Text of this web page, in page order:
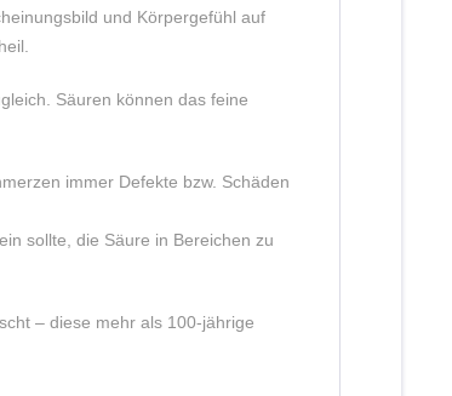
und Körpergefühl auf
Säuren können das feine
immer Defekte bzw. Schäden
sollte, die Säure in Bereichen zu
– diese mehr als 100-jährige